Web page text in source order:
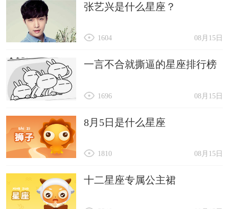
张艺兴是什么星座？
08月15日
1604
一言不合就撕逼的星座排行榜
08月15日
1696
8月5日是什么星座
08月15日
1810
十二星座专属公主裙